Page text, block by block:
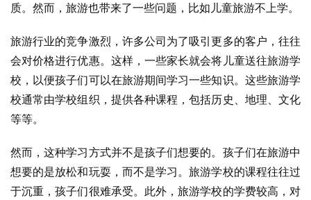
质。然而，旅游也带来了一些问题，比如儿童旅游不上学。
旅游行业的竞争激烈，许多公司为了吸引更多的客户，往往
会对价格进行优惠。这样，一些家长就会将儿童送往旅游学
校，以便孩子们可以在旅游期间学习一些知识。这些旅游学
校通常由学校组织，提供各种课程，包括历史、地理、文化
等等。
然而，这种学习方式并不是孩子们想要的。孩子们在旅游中
想要的是放松和玩耍，而不是学习。旅游学校的课程往往过
于沉重，孩子们很难承受。此外，旅游学校的学费较高，对